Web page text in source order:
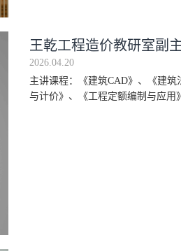
王乾工程造价教研室副
2026.04.20
主讲课程：《建筑CAD》、《建
与计价》、《工程定额编制与应用》